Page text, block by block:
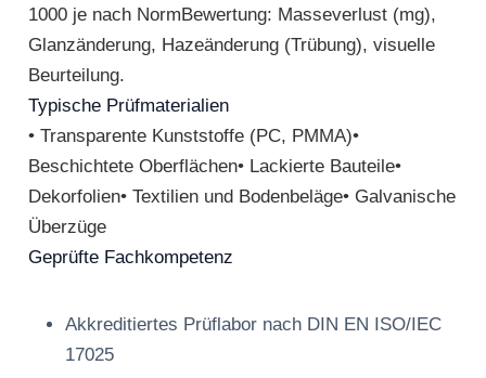
1000 je nach NormBewertung: Masseverlust (mg),
Glanzänderung, Hazeänderung (Trübung), visuelle
Beurteilung.
Typische Prüfmaterialien
• Transparente Kunststoffe (PC, PMMA)•
Beschichtete Oberflächen• Lackierte Bauteile•
Dekorfolien• Textilien und Bodenbeläge• Galvanische
Überzüge
Geprüfte Fachkompetenz
Akkreditiertes Prüflabor nach DIN EN ISO/IEC
17025